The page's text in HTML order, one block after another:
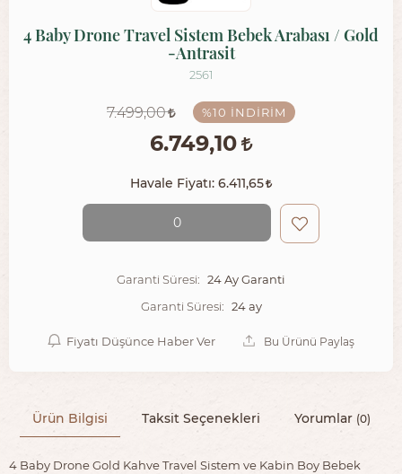
4 Baby Drone Travel Sistem Bebek Arabası / Gold
-Antrasit
2561
7.499,00 %10 İNDIRIM
6.749,10
Havale Fiyatı: 6.411,65
0
Garanti Süresi: 24 Ay Garanti
Garanti Süresi: 24 ay
Fiyatı Düşünce Haber Ver Bu Ürünü Paylaş
Ürün Bilgisi Taksit Seçenekleri Yorumlar (0)
4 Baby Drone Gold Kahve Travel Sistem ve Kabin Boy Bebek